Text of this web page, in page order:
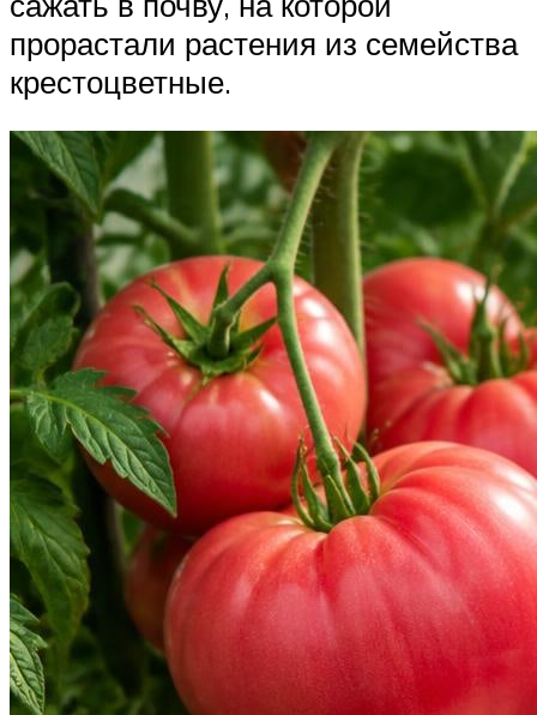
прорастали растения из семейства
крестоцветные.